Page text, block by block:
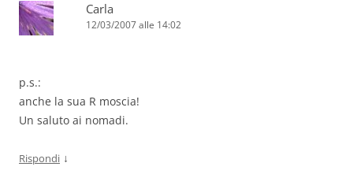
Carla
12/03/2007 alle 14:02
p.s.:
anche la sua R moscia!
Un saluto ai nomadi.
Rispondi ↓